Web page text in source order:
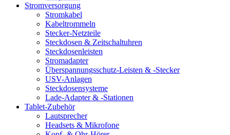
Stromversorgung
Stromkabel
Kabeltrommeln
Stecker-Netzteile
Steckdosen & Zeitschaltuhren
Steckdosenleisten
Stromadapter
Überspannungsschutz-Leisten & -Stecker
USV-Anlagen
Steckdosensysteme
Lade-Adapter & -Stationen
Tablet-Zubehör
Lautsprecher
Headsets & Mikrofone